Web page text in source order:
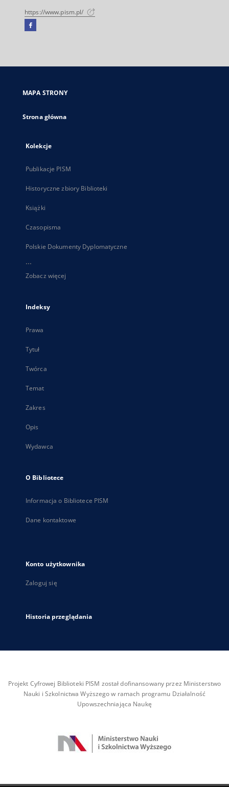
https://www.pism.pl/
Facebook
się
karcie
MAPA STRONY
Strona główna
Kolekcje
Publikacje PISM
Historyczne zbiory Biblioteki
Książki
Czasopisma
Polskie Dokumenty Dyplomatyczne
...
Zobacz więcej
Indeksy
Prawa
Tytuł
Twórca
Temat
Zakres
Opis
Wydawca
O Bibliotece
Informacja o Bibliotece PISM
Dane kontaktowe
Konto użytkownika
Zaloguj się
Historia przeglądania
Projekt Cyfrowej Biblioteki PISM został dofinansowany przez Ministerstwo
Nauki i Szkolnictwa Wyższego w ramach programu Działalność
Upowszechniająca Naukę